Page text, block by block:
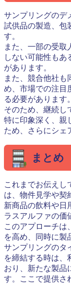
サンプリングのデ
試供品の製造、包
す。
また、一部の受取
しない可能性もあ
があります。
また、競合他社も
め、市場での注目
る必要があります。
そのため、継続し
特に印象深く、親
ため、さらにシェ
まとめ
これまでお伝えし
は、物件見学や契
新商品の飲料や日
ラスアルファの価
このアプローチは
を高め、同時に製
サンプリングのタ
を締結する時は、
おり、新たな製品
す。ここで提供さ